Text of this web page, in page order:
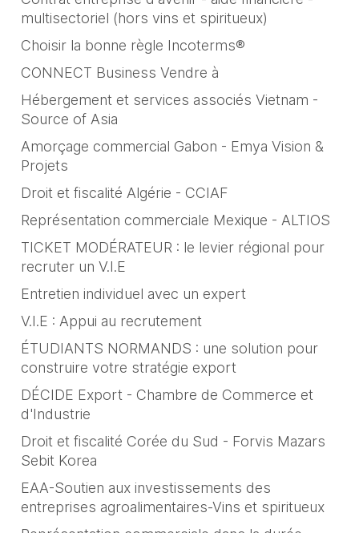
multisectoriel (hors vins et spiritueux)
Choisir la bonne règle Incoterms®
CONNECT Business Vendre à
Hébergement et services associés Vietnam -
Source of Asia
Amorçage commercial Gabon - Emya Vision &
Projets
Droit et fiscalité Algérie - CCIAF
Représentation commerciale Mexique - ALTIOS
TICKET MODÉRATEUR : le levier régional pour
recruter un V.I.E
Entretien individuel avec un expert
V.I.E : Appui au recrutement
ÉTUDIANTS NORMANDS : une solution pour
construire votre stratégie export
DÉCIDE Export - Chambre de Commerce et
d'Industrie
Droit et fiscalité Corée du Sud - Forvis Mazars
Sebit Korea
EAA-Soutien aux investissements des
entreprises agroalimentaires-Vins et spiritueux